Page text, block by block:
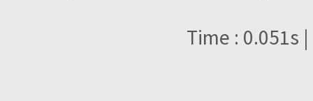
Time : 0.051s